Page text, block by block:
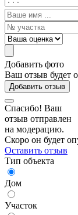
Добавить фото
Ваш отзыв будет
Добавить отзыв
Спасибо! Ваш
отзыв отправлен
на модерацию.
Скоро он будет
Оставить отзыв
Тип объекта
Дом
Участок